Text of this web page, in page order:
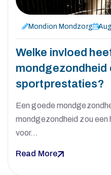
Mondion Mondzorg
Welke invloed
mondgezondheid
sportprestaties?
Een goede
mondgezondheid zou
voor…
Read More